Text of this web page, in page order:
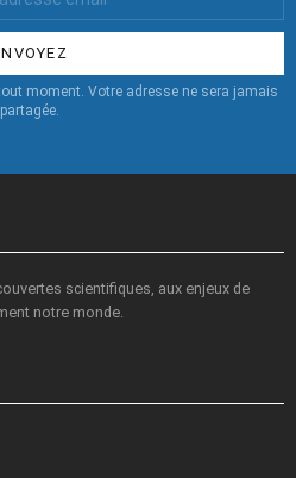
moment. Votre adresse ne sera jamais
partagée.
scientifiques, aux enjeux de
notre monde.